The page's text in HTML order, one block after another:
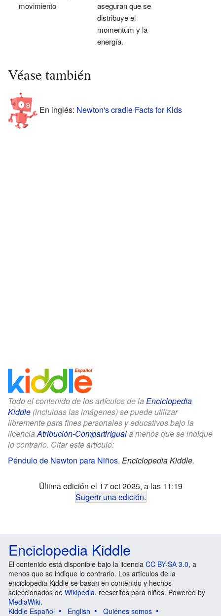
movimiento
aseguran que se
distribuye el
momentum y la
energía.
Véase también
En inglés: Newton's cradle Facts for Kids
Todo el contenido de los artículos de la Enciclopedia
Kiddle (incluidas las imágenes) se puede utilizar
libremente para fines personales y educativos bajo la
licenciaAtribución-CompartirIguala menos que se indique
lo contrario. Citar este artículo:
Péndulo de Newton para Niños. Enciclopedia Kiddle.
Última edición el 17 oct 2025, a las 11:19
Sugerir una edición.
Enciclopedia Kiddle
El contenido está disponible bajo la licencia CC BY-SA 3.0, a
menos que se indique lo contrario. Los artículos de la
enciclopedia Kiddle se basan en contenido y hechos
seleccionados de Wikipedia, reescritos para niños. Powered by
MediaWiki.
Kiddle Español
English
Quiénes somos